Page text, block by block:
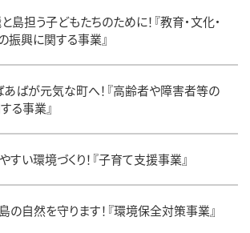
島担う子どもたちのために！『教育・文化・
振興に関する事業』
あばが元気な町へ！『高齢者や障害者等の
る事業』
すい環境づくり！『子育て支援事業』
の自然を守ります！『環境保全対策事業』